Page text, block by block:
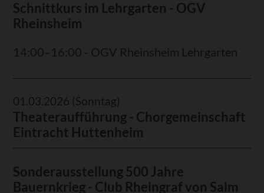
Schnittkurs im Lehrgarten - OGV
Rheinsheim
14:00–16:00 - OGV Rheinsheim Lehrgarten
01.03.2026 (Sonntag)
Theateraufführung - Chorgemeinschaft
Eintracht Huttenheim
Sonderausstellung 500 Jahre
Bauernkrieg - Club Rheingraf von Salm